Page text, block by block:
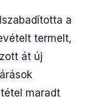
a
termelt,
át új
maradt